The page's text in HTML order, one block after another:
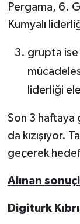
Pergama, 6.
Kumyalı
grupta ise
liderliği
Son 3 haftaya
da kızışıyor.
geçerek
Alınan
Digiturk
KÜLTÜR
LEFKOŞA
Nöbetçi